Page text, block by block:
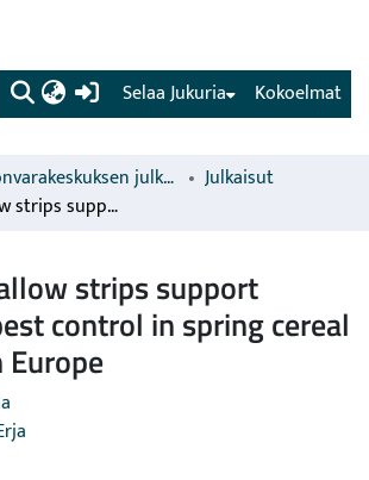
(current) Kokoelmat
Selaa Jukuria
Luonnonvarakeskuksen julkaisut
Julkaisut
Perennial fallow strips support biological pest control in spring cereal in Northern Europe
strips support
control in spring cereal